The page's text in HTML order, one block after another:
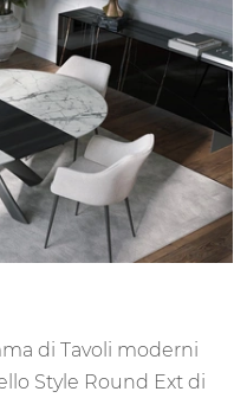
di Tavoli moderni
Style Round Ext di